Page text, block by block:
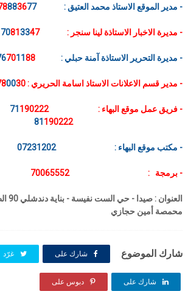
- مدير الموقع الاستاذ محمد العتيق : 883677
- مديرة الاخبار الاستاذة لينا سنجر : 70813347
- مديرة التحرير الاستاذة آمنة حبلي : 76 701188
- مدير قسم الاعلانات الاستاذ اسامة الحريري : 0030
- فريق عمل موقع البهاء : 71 190222
81 190222
- مكتب موقع البهاء : 07231202
- برمجة : 70065552
محمصة أمين حجازي
شارك الموضوع شارك على غرّد
شارك على دبوس على